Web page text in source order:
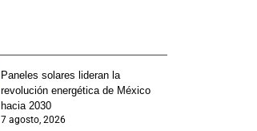
Paneles solares lideran la
revolución energética de México
hacia 2030
7 agosto, 2026